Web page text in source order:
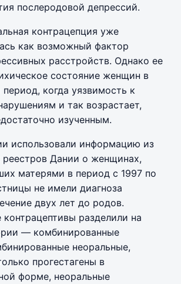
послеродовой депрессий.
контрацепция уже
как возможный фактор
расстройств. Однако ее
состояние женщин в
когда уязвимость к
и так возрастает,
изученным.
использовали информацию из
реестров Дании о женщинах,
матерями в период с 1997 по
не имели диагноза
двух лет до родов.
разделили на
— комбинированные
неоральные,
прогестагены в
форме, неоральные